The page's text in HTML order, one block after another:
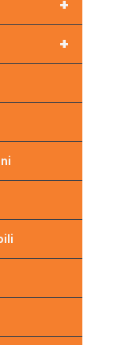
+
+